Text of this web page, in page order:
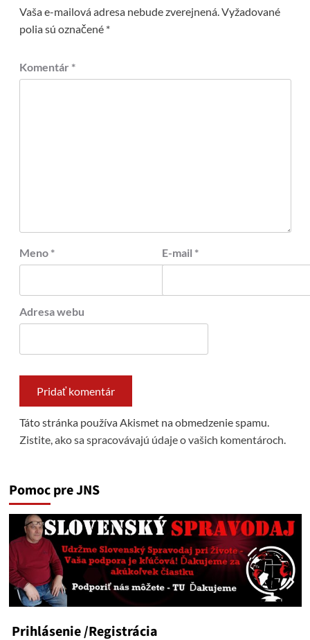
Vaša e-mailová adresa nebude zverejnená.Vyžadované
polia sú označené *
Komentár *
Meno * E-mail *
Adresa webu
Táto stránka používa Akismet na obmedzenie spamu.
Zistite, ako sa spracovávajú údaje o vašich komentároch.
Pomoc pre JNS
Prihlásenie/Registrácia